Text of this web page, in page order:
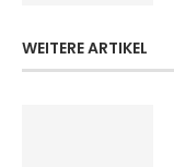
WEITERE ARTIKEL